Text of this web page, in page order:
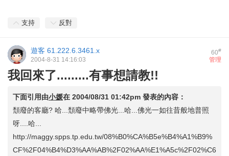
支持 反對
60#
遊客 61.222.6.3461.x
管理
2004-8-31 14:16:03
我回來了.........有事想請教!!
下面引用由小媛在 2004/08/31 01:42pm 發表的內容：
頹廢的客廳? 哈...頹廢中略帶佛光...哈...佛光一如往昔般地普照
呀....哈...
http://maggy.spps.tp.edu.tw/08%B0%CA%B5e%B4%A1%B9%
CF%2F04%B4%D3%AA%AB%2F02%AA%E1%A5c%2F02%C6